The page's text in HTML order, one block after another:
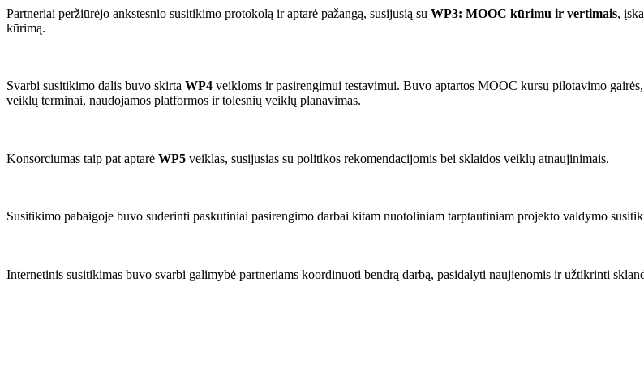
Partneriai peržiūrėjo ankstesnio susitikimo protokolą ir aptarė pažangą, susijusią su WP3: MOOC kūrimu ir vertimais,
kūrimą.
Svarbi susitikimo dalis buvo skirta WP4 veikloms ir pasirengimui testavimui. Buvo aptartos MOOC kursų pilotavimo
veiklų terminai, naudojamos platformos ir tolesnių veiklų planavimas.
Konsorciumas taip pat aptarė WP5 veiklas, susijusias su politikos rekomendacijomis bei sklaidos veiklų atnaujinimais.
Susitikimo pabaigoje buvo suderinti paskutiniai pasirengimo darbai kitam nuotoliniam tarptautiniam projekto valdymo
Internetinis susitikimas buvo svarbi galimybė partneriams koordinuoti bendrą darbą, pasidalyti naujienomis ir užtikrinti